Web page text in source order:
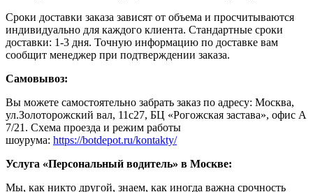
Сроки доставки заказа зависят от объема и просчитываются
индивидуально для каждого клиента. Стандартные сроки
доставки: 1-3 дня. Точную информацию по доставке вам
сообщит менеджер при подтверждении заказа.
Самовывоз:
Вы можете самостоятельно забрать заказ по адресу: Москва,
ул.Золоторожский вал, 11с27, БЦ «Рогожская застава», офис А
7/21. Схема проезда и режим работы
шоурума: https://botdepot.ru/kontakty/
Услуга «Персональный водитель» в Москве:
Мы, как никто другой, знаем, как иногда важна срочность